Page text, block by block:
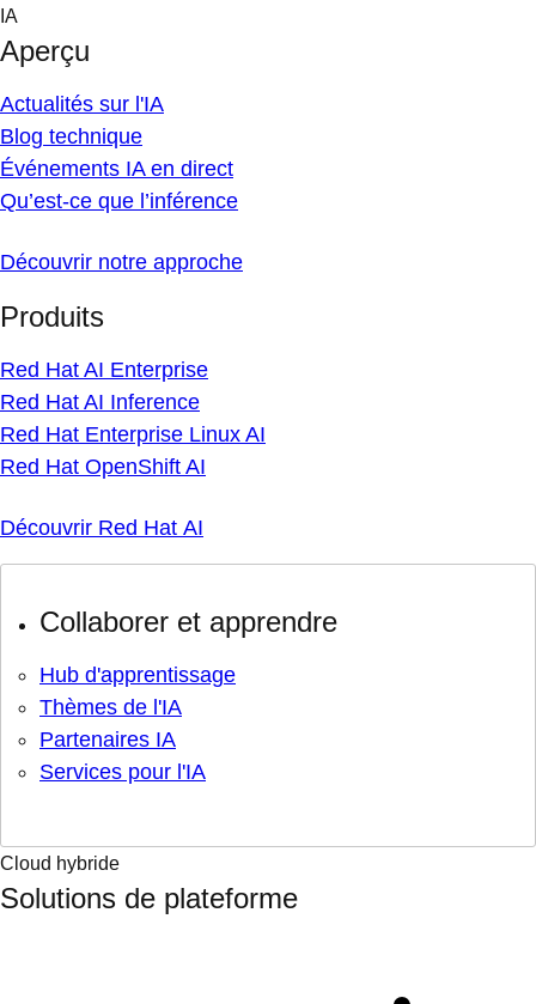
Skip
content
IA
Aperçu
Actualités sur l'IA
Blog technique
Événements IA en direct
Qu’est-ce que l’inférence
Découvrir notre approche
Produits
Red Hat AI Enterprise
Red Hat AI Inference
Red Hat Enterprise Linux AI
Red Hat OpenShift AI
Découvrir Red Hat AI
Collaborer et apprendre
Hub d'apprentissage
Thèmes de l'IA
Partenaires IA
Services pour l'IA
Cloud hybride
Solutions de plateforme